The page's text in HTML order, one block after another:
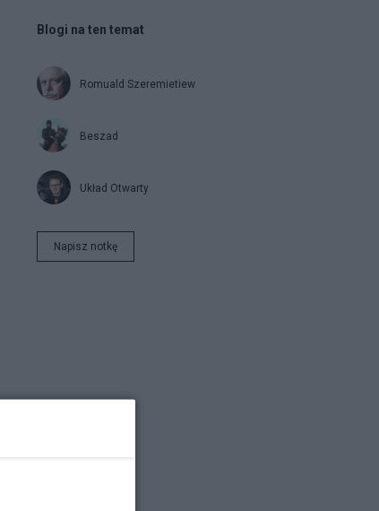
Blogi na ten temat
Romuald Szeremietiew
Beszad
Układ Otwarty
Napisz notkę